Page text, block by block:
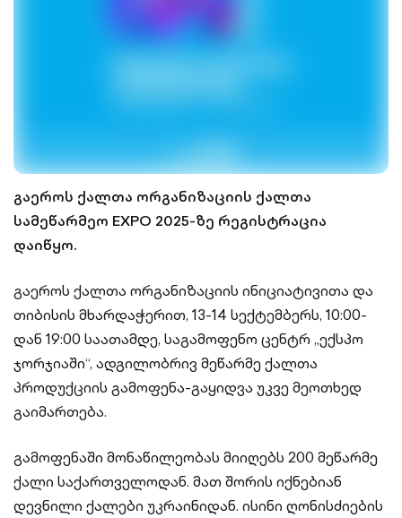
გაეროს ქალთა ორგანიზაციის ქალთა
სამეწარმეო EXPO 2025-ზე რეგისტრაცია
დაიწყო.
გაეროს ქალთა ორგანიზაციის ინიციატივითა და
თიბისის მხარდაჭერით, 13-14 სექტემბერს, 10:00-
დან 19:00 საათამდე, საგამოფენო ცენტრ „ექსპო
ჯორჯიაში“, ადგილობრივ მეწარმე ქალთა
პროდუქციის გამოფენა-გაყიდვა უკვე მეოთხედ
გაიმართება.
გამოფენაში მონაწილეობას მიიღებს 200 მეწარმე
ქალი საქართველოდან. მათ შორის იქნებიან
დევნილი ქალები უკრაინიდან. ისინი ღონისძიების